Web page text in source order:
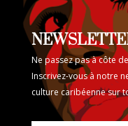
Ne passez pas à côte
Inscrivez-vous à notre
culture caribéenne sur